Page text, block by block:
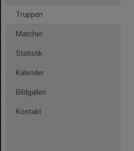
Truppen
Matcher
Statistik
Kalender
Bildgalleri
Kontakt